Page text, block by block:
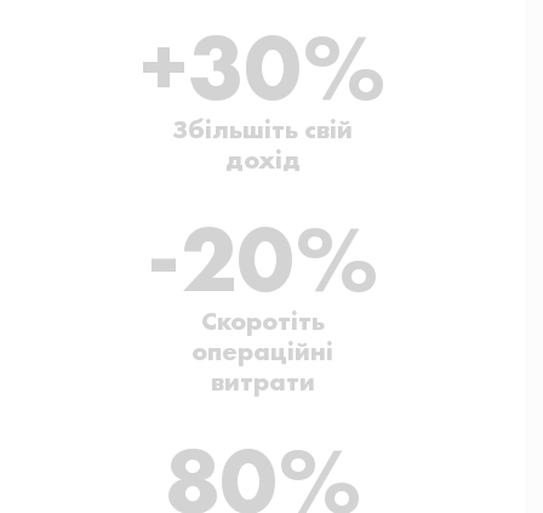
+30%
Збільшіть свій
дохід
-20%
Скоротіть
операційні
витрати
80%